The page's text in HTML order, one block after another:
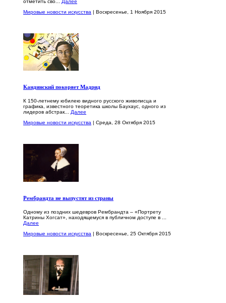
отметить сво... Далее
Мировые новости искусства | Воскресенье, 1 Ноября 2015
Кандинский покоряет Мадрид
К 150-летнему юбилею видного русского живописца и
графика, известного теоретика школы Баухаус, одного из
лидеров абстрак... Далее
Мировые новости искусства | Среда, 28 Октября 2015
Рембрандта не выпустят из страны
Одному из поздних шедевров Рембрандта – «Портрету
Катрины Хогсат», находящемуся в публичном доступе в ...
Далее
Мировые новости искусства | Воскресенье, 25 Октября 2015